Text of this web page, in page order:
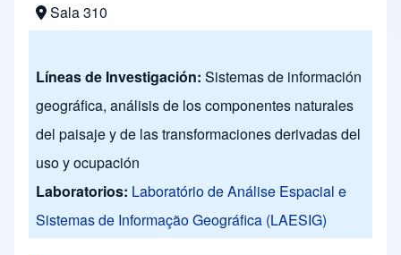
Sala 310
Líneas de Investigación: Sistemas de información
geográfica, análisis de los componentes naturales
del paisaje y de las transformaciones derivadas del
uso y ocupación
Laboratorios: Laboratório de Análise Espacial e
Sistemas de Informação Geográfica (LAESIG)